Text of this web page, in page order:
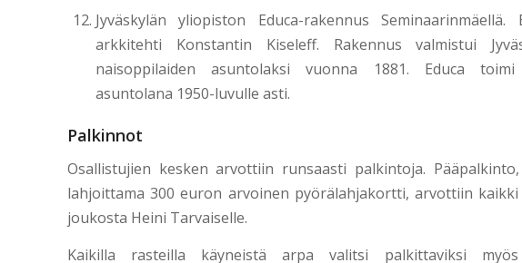
Jyväskylän yliopiston Educa-rakennus Seminaarinmäellä.
arkkitehti Konstantin Kiseleff. Rakennus valmistui
naisoppilaiden asuntolaksi vuonna 1881. Educa toimi
asuntolana 1950-luvulle asti.
Palkinnot
Osallistujien kesken arvottiin runsaasti palkintoja. Pääpalkinto,
lahjoittama 300 euron arvoinen pyörälahjakortti, arvottiin
joukosta Heini Tarvaiselle.
Kaikilla rasteilla käyneistä arpa valitsi palkittaviksi myös